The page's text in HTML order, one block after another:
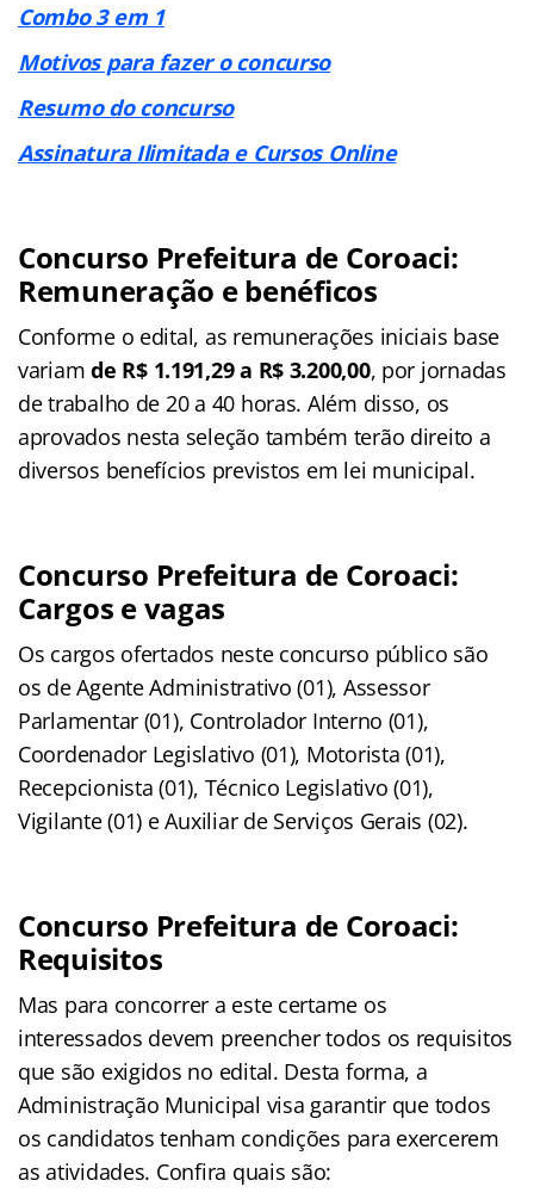
Combo 3 em 1
Motivos para fazer o concurso
Resumo do concurso
Assinatura Ilimitada e Cursos Online
Concurso Prefeitura de Coroaci:
Remuneração e benéficos
Conforme o edital, as remunerações iniciais base
variamde R$ 1.191,29 a R$ 3.200,00, por jornadas
de trabalho de 20 a 40 horas. Além disso, os
aprovados nesta seleção também terão direito a
diversos benefícios previstos em lei municipal.
Concurso Prefeitura de Coroaci:
Cargos e vagas
Os cargos ofertados neste concurso público são
os de Agente Administrativo (01), Assessor
Parlamentar (01), Controlador Interno (01),
Coordenador Legislativo (01), Motorista (01),
Recepcionista (01), Técnico Legislativo (01),
Vigilante (01) e Auxiliar de Serviços Gerais (02).
Concurso Prefeitura de Coroaci:
Requisitos
Mas para concorrer a este certame os
interessados devem preencher todos os requisitos
que são exigidos no edital. Desta forma, a
Administração Municipal visa garantir que todos
os candidatos tenham condições para exercerem
as atividades. Confira quais são: